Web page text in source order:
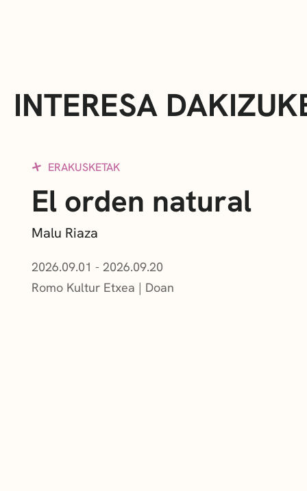
INTERESA
ERAKUSKETAK
El orden natural
Malu Riaza
2026.09.01 - 2026.09.20
Romo Kultur Etxea
Doan